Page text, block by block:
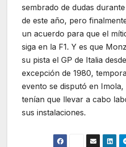
sembrado de dudas
de este año, pero
un acuerdo para que el
siga en la F1. Y es que
su pista el GP de Italia
excepción de 1980,
evento se disputó en Imola,
tenían que llevar a cabo
sus instalaciones.